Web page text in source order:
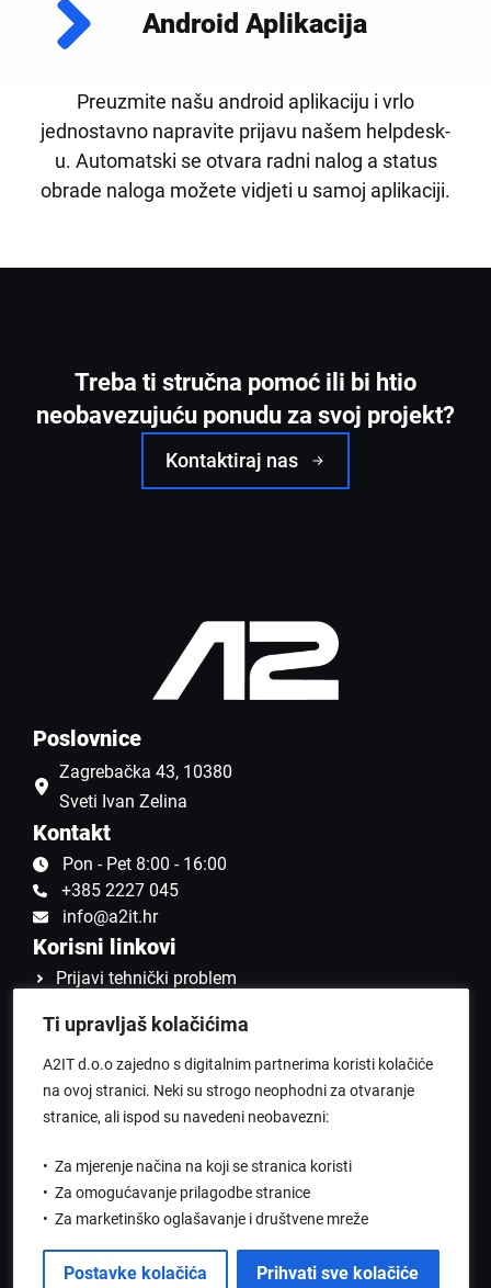
Ti upravljaš kolačićima
A2IT d.o.o zajedno s digitalnim partnerima koristi kolačiće
na ovoj stranici. Neki su strogo neophodni za otvaranje
stranice, ali ispod su navedeni neobavezni:
• Za mjerenje načina na koji se stranica koristi
• Za omogućavanje prilagodbe stranice
• Za marketinško oglašavanje i društvene mreže
Postavke kolačića Prihvati sve kolačiće
Android Aplikacija
Preuzmite našu android aplikaciju i vrlo
jednostavno napravite prijavu našem helpdesk-
u. Automatski se otvara radni nalog a status
obrade naloga možete vidjeti u samoj aplikaciji.
Treba ti stručna pomoć ili bi htio
neobavezujuću ponudu za svoj projekt?
Kontaktiraj nas
Poslovnice
Zagrebačka 43, 10380
Sveti Ivan Zelina
Kontakt
Pon - Pet 8:00 - 16:00
+385 2227 045
info@a2it.hr
Korisni linkovi
Prijavi tehnički problem
Politika kolačića
Karijera
© 2020 - 2026 | Sva prava pridržana |A2 IT d.o.o